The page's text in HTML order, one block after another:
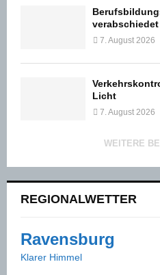
7. August 2026
Licht
7. August 2026
WEITERE
REGIONALWETTER
Ravensburg
Klarer Himmel